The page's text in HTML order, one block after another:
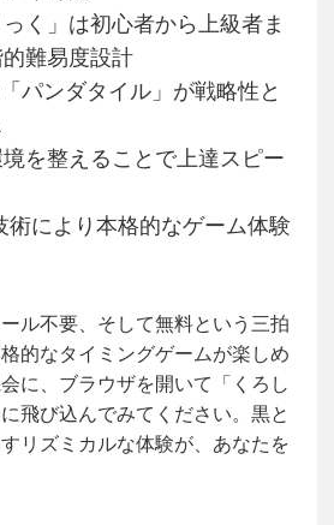
っく」は初心者から上級者ま
難易度設計
パンダタイル」が戦略性と
を整えることで上達スピー
術により本格的なゲーム体験
ル不要、そして無料という三拍
的なタイミングゲームが楽しめ
に、ブラウザを開いて「くろし
飛び込んでみてください。黒と
リズミカルな体験が、あなたを